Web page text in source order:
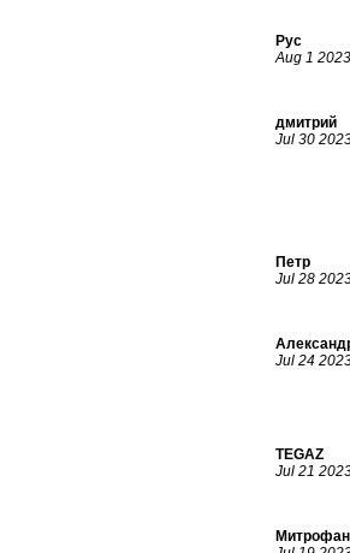
Рус
Aug 1
дмитрий
Jul 30
Петр
Jul 28
Jul 24
TEGAZ
Jul 21
Митрофан